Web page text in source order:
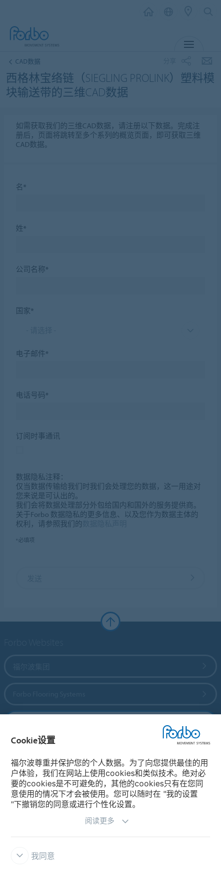
CAD数据
西格林宝络链（SIEGLING PROLINK）塑料模
块输送带的三维CAD数据
如需获取我们的三维CAD数据，请注册以下数据。完成注
册后，页面将跳转至多个系列的概览页面，即可获取三维
CAD数据。
名*
姓*
公司名称*
国家*
电子邮件*
电话号码*
订阅时事通讯
数据隐私注释：
仅当数据传输给我们时我们会处理您的数据，这一用途对
您来说是可认出的。
我们会将数据处理部分外包给国内和国外的服务提供商。
关于Forbo 数据隐私的更多信息、以及您作为数据主体的
权利，请参照我们的
*必填项
选择国家
选择您所在的国家
Cookie设置
福尔波尊重并保护您的个人数据。为了向您提供最佳的用
户体验，我们在网站上使用cookies和类似技术。绝对必
要的cookies是不可避免的，其他的cookies只有在您同
意使用的情况下才会被使用。您可以随时在 "我的设置
"下撤销您的同意或进行个性化设置。
阅读更多
我同意